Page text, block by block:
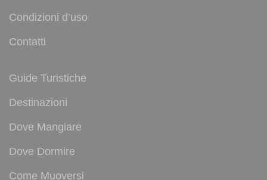
Condizioni d’uso
Contatti
Guide Turistiche
Destinazioni
Dove Mangiare
Dove Dormire
Come Muoversi